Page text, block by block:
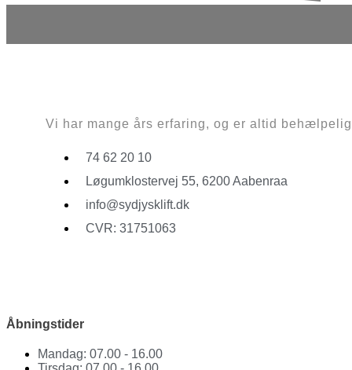
Vi har mange års erfaring, og er altid
74 62 20 10
Løgumklostervej 55, 6200 Aabenraa
info@sydjysklift.dk
CVR: 31751063
Åbningstider
Mandag: 07.00 - 16.00